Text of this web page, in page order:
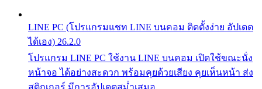
LINE PC (โปรแกรมแชท LINE บนคอม ติดตั้งง่าย อัปเดต
ได้เอง) 26.2.0
โปรแกรม LINE PC ใช้งาน LINE บนคอม เปิดใช้ขณะนั่ง
หน้าจอ ได้อย่างสะดวก พร้อมคุยด้วยเสียง คุยเห็นหน้า ส่ง
สติกเกอร์ มีการอัปเดตสม่ำเสมอ